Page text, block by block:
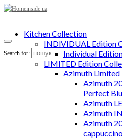
Search for:
Kitchen Collection
INDIVIDUAL Edition
Individual
LIMITED Edition
Azimuth Limited
Azimuth
Perfect
Azimuth
Azimuth
Azimuth